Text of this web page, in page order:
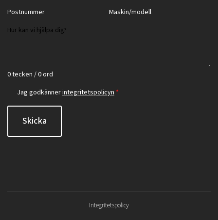
0 tecken / 0 ord
Jag godkännerintegritetspolicyn *
Skicka
Integritetspolicy